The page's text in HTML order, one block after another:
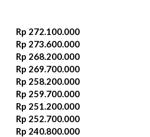
Rp 272.100.000
Rp 273.600.000
Rp 268.200.000‬
Rp 269.700.000‬
Rp 258.200.000‬
Rp 259.700.000‬
Rp 251.200.000‬
Rp 252.700.000‬
Rp 240.800.000‬